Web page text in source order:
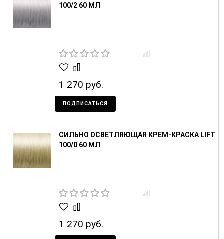
100/2 60 МЛ
1 270 руб.
ПОДПИСАТЬСЯ
СИЛЬНО ОСВЕТЛЯЮЩАЯ КРЕМ-КРАСКА LIFT
100/0 60 МЛ
1 270 руб.